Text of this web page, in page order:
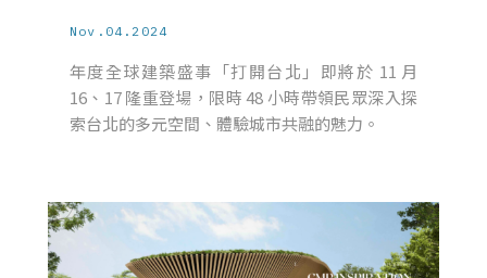
Nov.04.2024
年度全球建築盛事「打開台北」即將於 11 月
16、17 隆重登場，限時 48 小時帶領民眾深入探
索台北的多元空間、體驗城市共融的魅力。